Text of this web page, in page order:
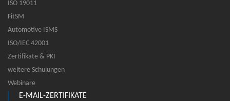
ISO 19011
FitSM
Automotive ISMS
ISO/IEC 42001
Zertifikate & PKI
weitere Schulungen
Webinare
E-MAIL-ZERTIFIKATE